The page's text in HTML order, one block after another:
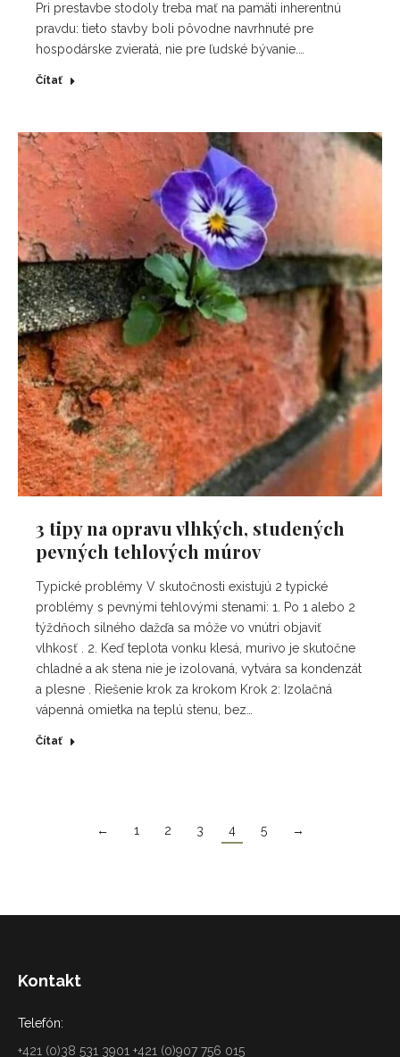
Pri prestavbe stodoly treba mať na pamäti inherentnú
pravdu: tieto stavby boli pôvodne navrhnuté pre
hospodárske zvieratá, nie pre ľudské bývanie.…
Čítať
3 tipy na opravu vlhkých, studených
pevných tehlových múrov
Typické problémy V skutočnosti existujú 2 typické
problémy s pevnými tehlovými stenami: 1. Po 1 alebo 2
týždňoch silného dažďa sa môže vo vnútri objaviť
vlhkosť . 2. Keď teplota vonku klesá, murivo je skutočne
chladné a ak stena nie je izolovaná, vytvára sa kondenzát
a plesne . Riešenie krok za krokom Krok 2: Izolačná
vápenná omietka na teplú stenu, bez…
Čítať
← 1 2 3 4 5 →
Kontakt
Telefón:
+421 (0)38 531 3901 +421 (0)907 756 015